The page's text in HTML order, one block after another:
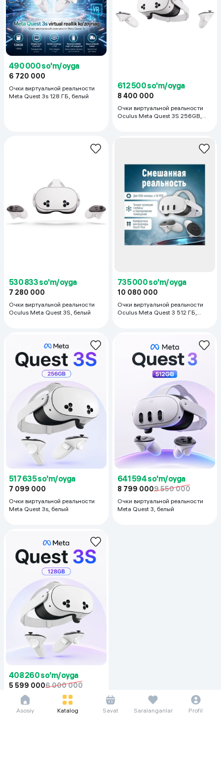
490 000 so'm/oyga
6 720 000
Очки виртуальной реальности
Meta Quest 3s 128 ГБ, белый
612 500 so'm/oyga
8 400 000
Очки виртуальной реальности
Oculus Meta Quest 3S 256GB,
530 833 so'm/oyga
7 280 000
Очки виртуальной реальности
Oculus Meta Quest 3S, белый
735 000 so'm/oyga
10 080 000
Очки виртуальной реальности
Oculus Meta Quest 3 512 ГБ,
517 635 so'm/oyga
7 099 000
Очки виртуальной реальности
Meta Quest 3s, белый
641 594 so'm/oyga
8 799 0009 550 000
Очки виртуальной реальности
Meta Quest 3, белый
408 260 so'm/oyga
5 599 0006 000 000
Очки виртуальной реальности
Meta Quest 3s, белый
Asosiy Katalog Savat Saralanganlar Profil